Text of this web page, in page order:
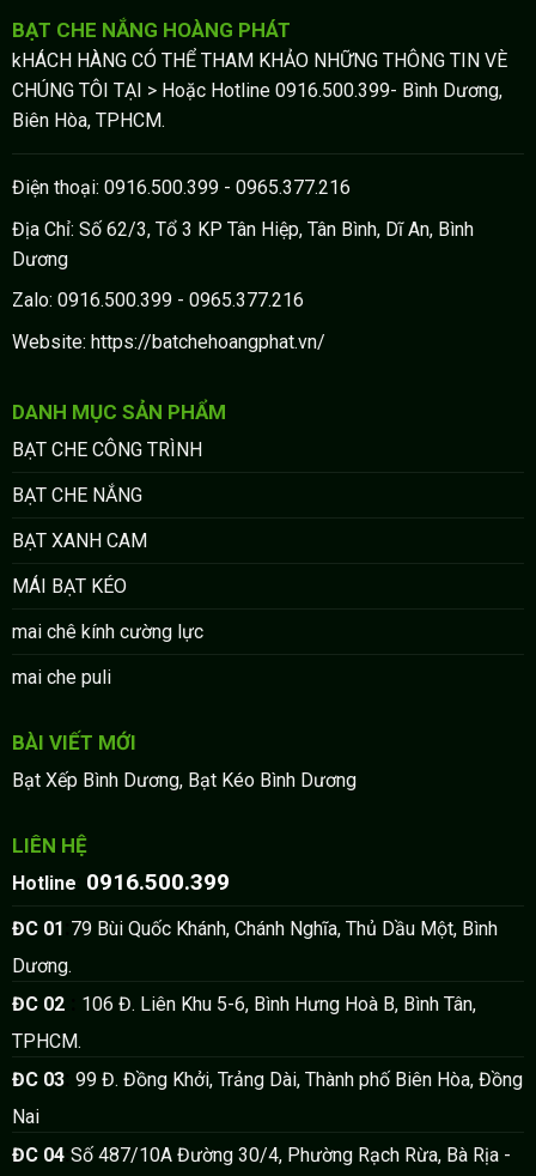
BẠT CHE NẮNG HOÀNG PHÁT
kHÁCH HÀNG CÓ THỂ THAM KHẢO NHỮNG THÔNG TIN VÈ
CHÚNG TÔI TẠI > Hoặc Hotline 0916.500.399- Bình Dương,
Biên Hòa, TPHCM.
Điện thoại: 0916.500.399 - 0965.377.216
Địa Chỉ: Số 62/3, Tổ 3 KP Tân Hiệp, Tân Bình, Dĩ An, Bình
Dương
Zalo: 0916.500.399 - 0965.377.216
Website: https://batchehoangphat.vn/
DANH MỤC SẢN PHẨM
BẠT CHE CÔNG TRÌNH
BẠT CHE NẮNG
BẠT XANH CAM
MÁI BẠT KÉO
mai chê kính cường lực
mai che puli
BÀI VIẾT MỚI
Bạt Xếp Bình Dương, Bạt Kéo Bình Dương
LIÊN HỆ
Hotline 0916.500.399
ĐC 01 79 Bùi Quốc Khánh, Chánh Nghĩa, Thủ Dầu Một, Bình
Dương.
ĐC 02:
106 Đ. Liên Khu 5-6, Bình Hưng Hoà B, Bình Tân,
TPHCM.
ĐC 03: 99 Đ. Đồng Khởi, Trảng Dài, Thành phố Biên Hòa, Đồng
Nai
ĐC 04: Số 487/10A Đường 30/4, Phường Rạch Rừa, Bà Rịa -